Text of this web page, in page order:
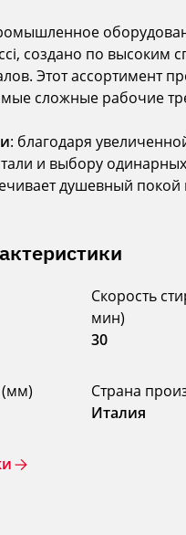
создано по высоким
Этот ассортимент
сложные рабочие
: благодаря
и выбору
душевный покой
Скорость
мин)
30
(мм)
Страна
Италия